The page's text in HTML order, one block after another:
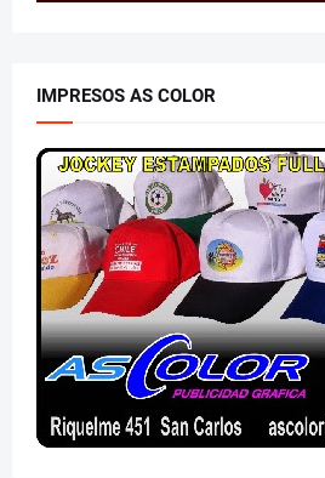
IMPRESOS AS COLOR